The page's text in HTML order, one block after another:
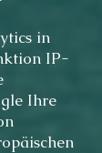
in
IP-
Ihre